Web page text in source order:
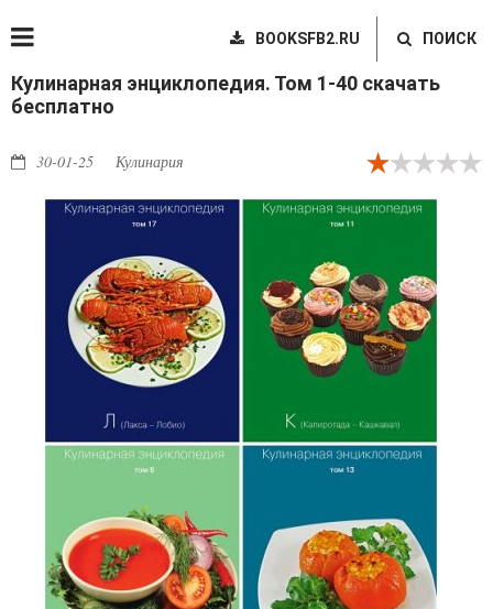
BOOKSFB2.RU ПОИСК
Кулинарная энциклопедия. Том 1-40 скачать
бесплатно
30-01-25 Кулинария